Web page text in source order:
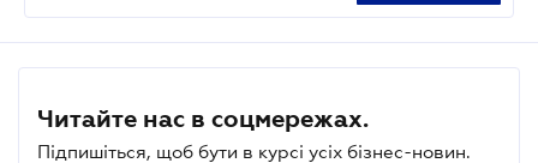
Читайте нас в соцмережах.
Підпишіться, щоб бути в курсі усіх бізнес-новин.